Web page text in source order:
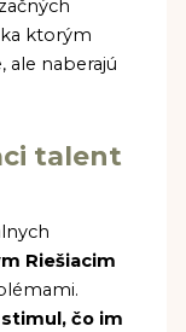
ktorým
ale naberajú
talent
Riešiacim
čo im